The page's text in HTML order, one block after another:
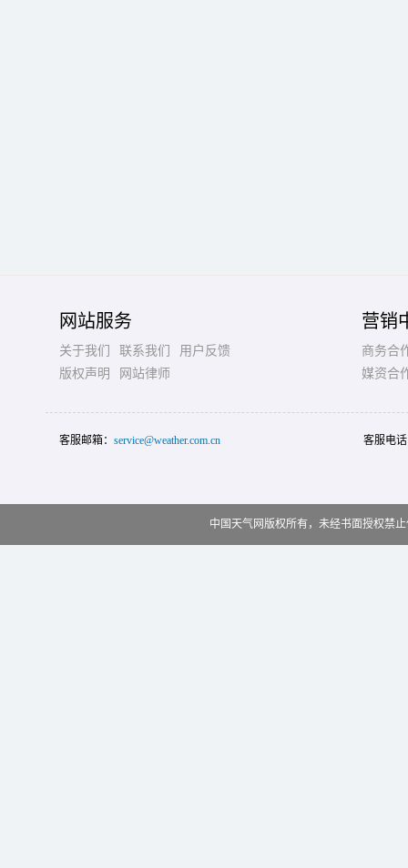
网站服务
关于我们 联系我们
用户反馈
版权声明
网站律师
营销
商务合
媒资合
客服邮箱： service@weather.com.cn 客服电
中国天气网版权所有，未经书面授权